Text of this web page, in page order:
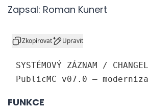
Zapsal: Roman Kunert
cssZkopírovat Upravit
SYSTÉMOVÝ ZÁZNAM /
PublicMC v07. 0 –
FUNKCE